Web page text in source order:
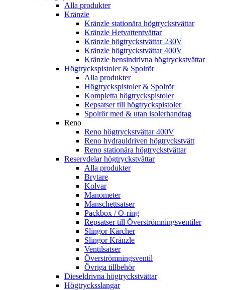
Alla produkter
Kränzle
Kränzle stationära högtryckstvättar
Kränzle Hetvattentvättar
Kränzle högtryckstvättar 230V
Kränzle högtryckstvättar 400V
Kränzle bensindrivna högtryckstvättar
Högtryckspistoler & Spolrör
Alla produkter
Högtryckspistoler & Spolrör
Kompletta högtryckspistoler
Repsatser till högtryckspistoler
Spolrör med & utan isolerhandtag
Reno
Reno högtryckstvättar 400V
Reno hydrauldriven högtryckstvätt
Reno stationära högtryckstvättar
Reservdelar högtryckstvättar
Alla produkter
Brytare
Kolvar
Manometer
Manschettsatser
Packbox / O-ring
Repsatser till Överströmningsventiler
Slingor Kärcher
Slingor Kränzle
Ventilsatser
Överströmningsventil
Övriga tillbehör
Dieseldrivna högtryckstvättar
Högtrycksslangar